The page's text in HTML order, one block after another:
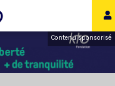
Contenu sponsorisé